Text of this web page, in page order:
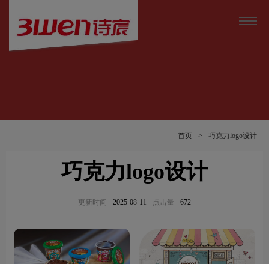
首页 > 巧克力logo设计
巧克力logo设计
更新时间 2025-08-11 点击量 672